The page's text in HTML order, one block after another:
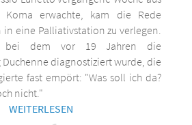
Koma erwachte, kam die Rede
eine Palliativstation zu verlegen.
bei dem vor 19 Jahren die
Duchenne diagnostiziert wurde, die
fast empört: "Was soll ich da?
nicht."
WEITERLESEN